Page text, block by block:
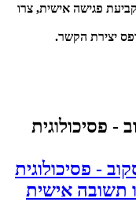
פגישה אישית, צרו
יצירת הקשר.
- פסיכולוגית
- פסיכולוגית
תשובה אישית